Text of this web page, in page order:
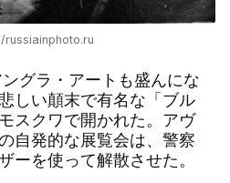
russiainphoto.ru
グラ・アートも盛んにな
しい顛末で有名な「ブル
スクワで開かれた。アヴ
自発的な展覧会は、警察
ーを使って解散させた。